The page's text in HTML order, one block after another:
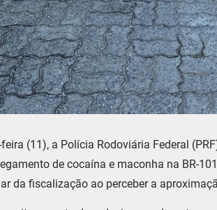
(11), a Polícia Rodoviária Federal
de cocaína e maconha na BR-
da fiscalização ao perceber a